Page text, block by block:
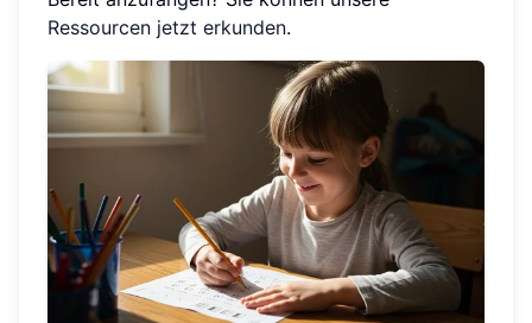
Ressourcen jetzt erkunden.